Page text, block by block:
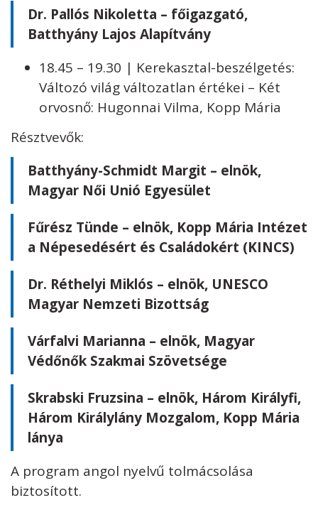
Dr. Pallós Nikoletta – főigazgató,
Batthyány Lajos Alapítvány
18.45 – 19.30 | Kerekasztal-beszélgetés:
Változó világ változatlan értékei – Két
orvosnő: Hugonnai Vilma, Kopp Mária
Résztvevők:
Batthyány-Schmidt Margit – elnök,
Magyar Női Unió Egyesület
Fűrész Tünde – elnök, Kopp Mária Intézet
a Népesedésért és Családokért (KINCS)
Dr. Réthelyi Miklós – elnök, UNESCO
Magyar Nemzeti Bizottság
Várfalvi Marianna – elnök, Magyar
Védőnők Szakmai Szövetsége
Skrabski Fruzsina – elnök, Három Királyfi,
Három Királylány Mozgalom, Kopp Mária
lánya
A program angol nyelvű tolmácsolása
biztosított.